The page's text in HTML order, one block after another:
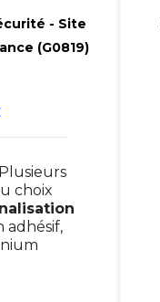
- Site
(G0819)
Plusieurs
choix
adhésif,